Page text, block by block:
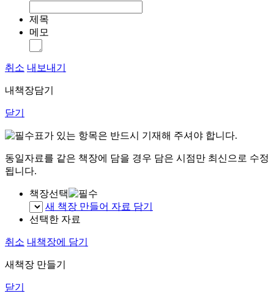
제목
메모
취소 내보내기
내책장담기
닫기
표가 있는 항목은 반드시 기재해 주셔야 합니다.
동일자료를 같은 책장에 담을 경우 담은 시점만 최신으로 수정
됩니다.
책장선택
새 책장 만들어 자료 담기
선택한 자료
취소 내책장에 담기
새책장 만들기
닫기